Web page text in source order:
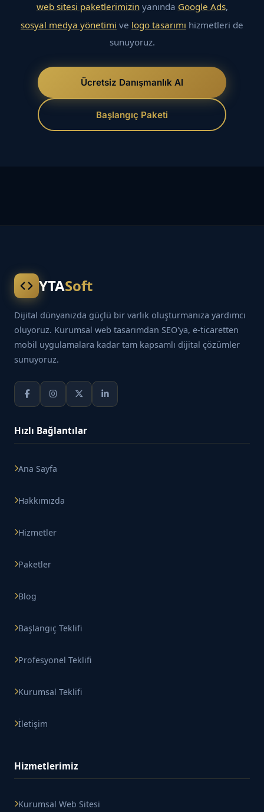
web sitesi paketlerimizinyanında Google Ads,
sosyal medya yönetimi ve logo tasarımı hizmetleri de
sunuyoruz.
Ücretsiz Danışmanlık Al
Başlangıç Paketi
YTASoft
Dijital dünyanızda güçlü bir varlık oluşturmanıza yardımcı
oluyoruz. Kurumsal web tasarımdan SEO'ya, e-ticaretten
mobil uygulamalara kadar tam kapsamlı dijital çözümler
sunuyoruz.
Hızlı Bağlantılar
Ana Sayfa
Hakkımızda
Hizmetler
Paketler
Blog
Başlangıç Teklifi
Profesyonel Teklifi
Kurumsal Teklifi
İletişim
Hizmetlerimiz
Kurumsal Web Sitesi